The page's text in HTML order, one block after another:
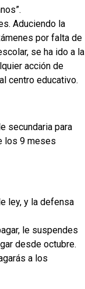
Aduciendo la
por falta de
se ha ido a la
acción de
centro educativo.
secundaria para
los 9 meses
ley, y la defensa
le suspendes
desde octubre.
a los